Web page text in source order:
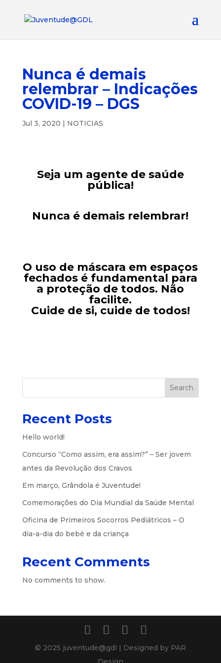
Nunca é demais
relembrar – Indicações
COVID-19 – DGS
Jul 3, 2020 | NOTICIAS
Seja um agente de saúde
pública!
Nunca é demais relembrar!
O uso de máscara em espaços
fechados é fundamental para
a proteção de todos. Não
facilite.
Cuide de si, cuide de todos!
Search
Recent Posts
Hello world!
Concurso “Como assim, era assim?” – Ser jovem
antes da Revolução dos Cravos
Em março, Grândola é Juventude!
Comemorações do Dia Mundial da Saúde Mental
Oficina de Primeiros Socorros Pediátricos – O
dia-a-dia do bebé e da criança
Recent Comments
No comments to show.
© 2025 juventude@gdl | Designed by PAR